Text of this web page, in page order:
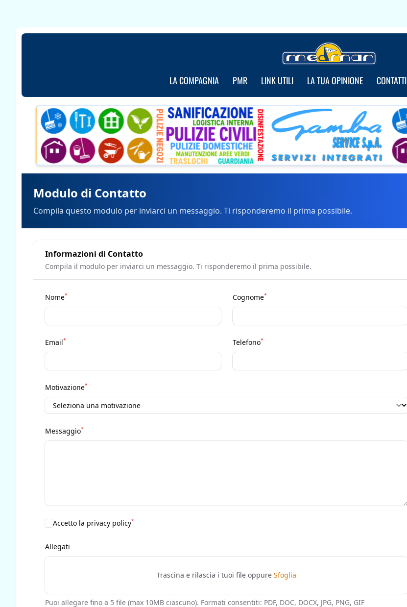
LA COMPAGNIA PMR LINK UTILI LA TUA OPINIONE CONTATTI
Modulo di Contatto
Compila questo modulo per inviarci un messaggio. Ti risponderemo il prima possibile.
Informazioni di Contatto
Compila il modulo per inviarci un messaggio. Ti risponderemo il prima possibile.
Nome* Cognome*
Email* Telefono*
Motivazione*
Messaggio*
Accetto la privacy policy*
Allegati
Trascina e rilascia i tuoi file oppureSfoglia
Puoi allegare fino a 5 file (max 10MB ciascuno). Formati consentiti: PDF, DOC, DOCX, JPG, PNG, GIF